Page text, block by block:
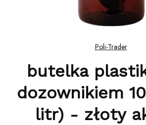
Poli-Trader
butelka
dozownikiem
litr) - złoty